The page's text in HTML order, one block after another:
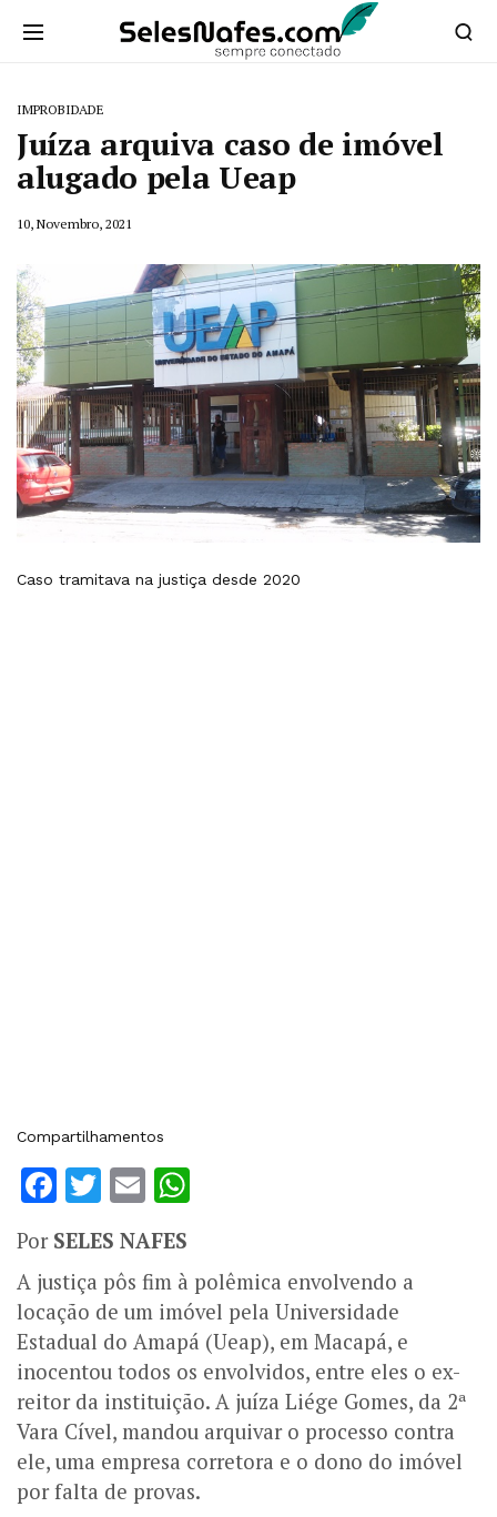
IMPROBIDADE
Juíza arquiva caso de imóvel
alugado pela Ueap
10, Novembro, 2021
Caso tramitava na justiça desde 2020
Compartilhamentos
Facebook
Twitter
Email
Por SELES NAFES
A justiça pôs fim à polêmica envolvendo a
locação de um imóvel pela Universidade
Estadual do Amapá (Ueap), em Macapá, e
inocentou todos os envolvidos, entre eles o ex-
reitor da instituição. A juíza Liége Gomes, da 2ª
Vara Cível, mandou arquivar o processo contra
ele, uma empresa corretora e o dono do imóvel
por falta de provas.